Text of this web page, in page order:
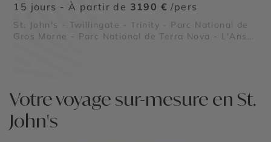
15 jours - À partir de 3190 € /pers
St. John's - Twillingate - Trinity - Parc National de
Gros Morne - Parc National de Terra Nova - L'Anse
Votre voyage sur-mesure en St.
John's